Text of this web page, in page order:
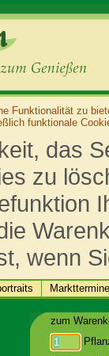
Funktionalität zu
funktionale
das
zu
wenn
Markttermine
zum